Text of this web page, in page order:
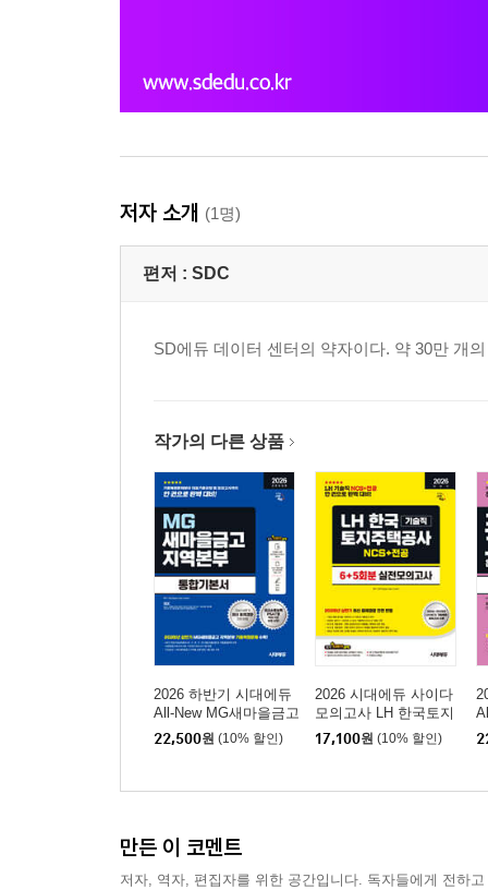
저자 소개 (1명)
편저 : SDC
SD에듀 데이터 센터의 약자이다. 약 30만 개
작가의 다른 상품
2026 하반기 시대에듀
All-New MG새마을금고
지역본부 필기전형 통
합기본서
22,500원 (10% 할인)
2026 시대에듀 사이다
모의고사 LH 한국토지
주택공사 기술직 NCS
+전공
17,100원 (10% 할인)
만든 이 코멘트
저자, 역자, 편집자를 위한 공간입니다. 독자들에게 전하